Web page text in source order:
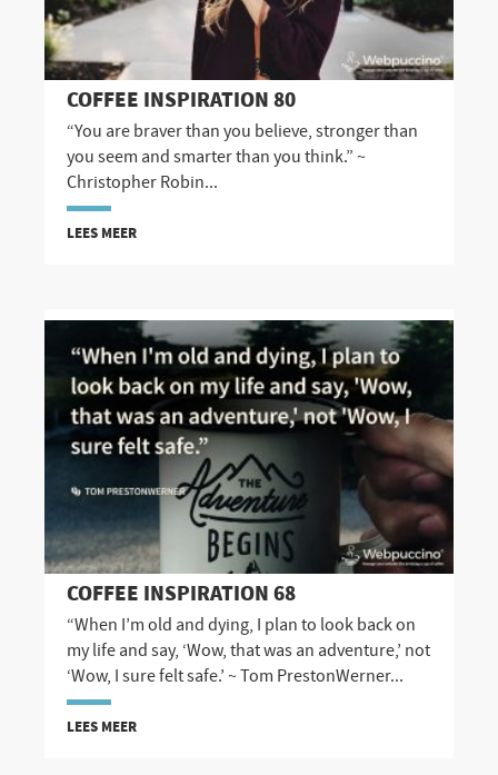
COFFEE INSPIRATION 80
“You are braver than you believe, stronger than
you seem and smarter than you think.” ~
Christopher Robin...
LEES MEER
COFFEE INSPIRATION 68
“When I’m old and dying, I plan to look back on
my life and say, ‘Wow, that was an adventure,’ not
‘Wow, I sure felt safe.’ ~ Tom PrestonWerner...
LEES MEER